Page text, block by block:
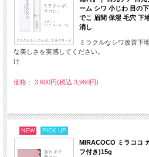
ーム シワ 小じわ 目の
でこ 眉間 保湿 毛穴 下
消し
ミラクルなシワ改善下
な美しさを実感してください。 気
け
価格： 3,600円(税込 3,960円)
NEW PICK UP
MIRACOCO ミラココ
フ付き)15g